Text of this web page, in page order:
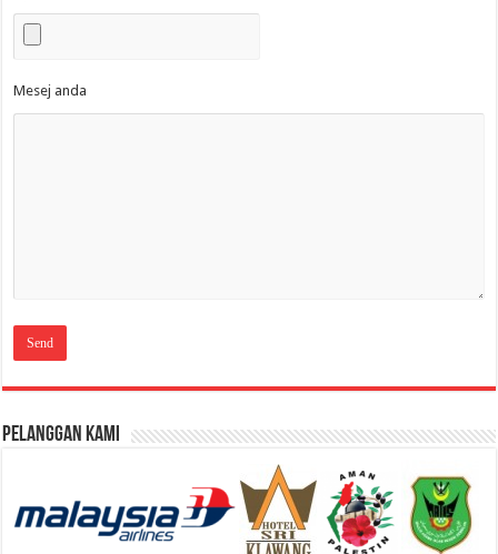
Mesej anda
Pelanggan Kami